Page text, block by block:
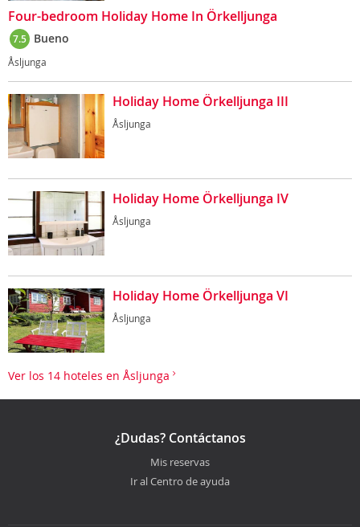
Four-bedroom Holiday Home In Örkelljunga
7.5 Bueno
Åsljunga
Holiday Home Örkelljunga III
Åsljunga
Holiday Home Örkelljunga IV
Åsljunga
Holiday Home Örkelljunga VI
Åsljunga
Ver los 14 hoteles en Åsljunga
¿Dudas? Contáctanos
Mis reservas
Ir al Centro de ayuda